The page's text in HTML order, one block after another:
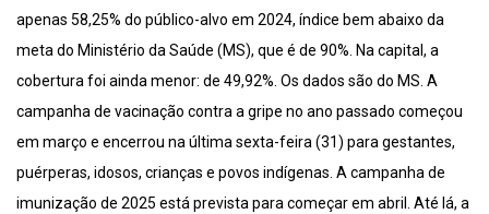
apenas 58,25% do público-alvo em 2024, índice bem abaixo da
meta do Ministério da Saúde (MS), que é de 90%. Na capital, a
cobertura foi ainda menor: de 49,92%. Os dados são do MS. A
campanha de vacinação contra a gripe no ano passado começou
em março e encerrou na última sexta-feira (31) para gestantes,
puérperas, idosos, crianças e povos indígenas. A campanha de
imunização de 2025 está prevista para começar em abril. Até lá, a